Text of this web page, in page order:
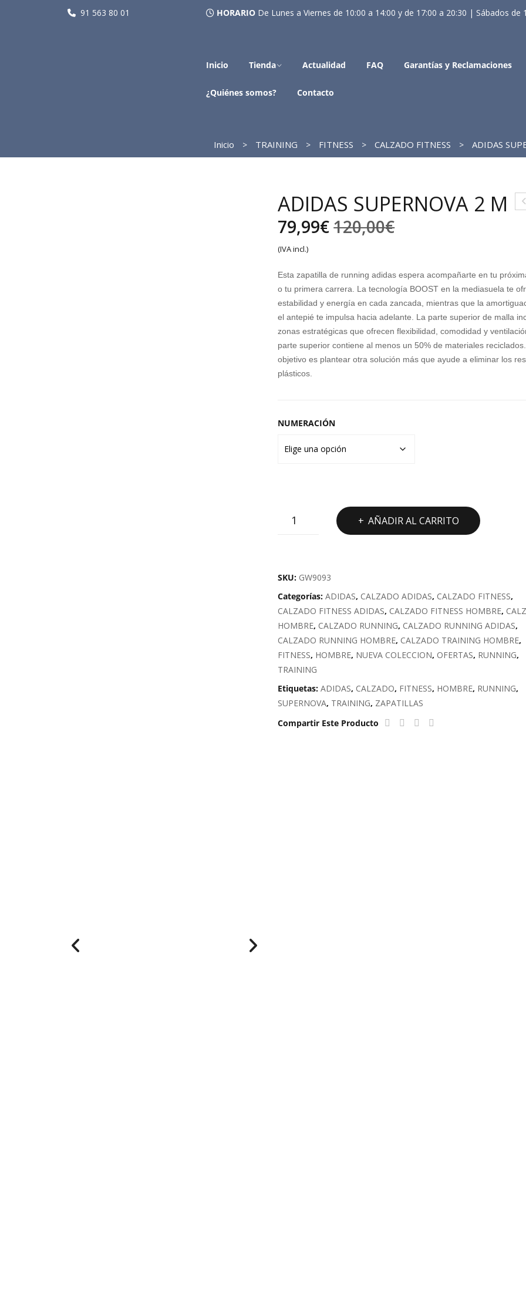
91 563 80 01 HORARIO De Lunes a Viernes de 10:00 a 14:00 y de 17:00 a 20:30 | Sábados de
Inicio Tienda Actualidad FAQ Garantías y Reclamaciones
¿Quiénes somos? Contacto
Inicio TRAINING FITNESS CALZADO FITNESS ADIDAS
6
ADIDAS SUPERNOVA 2 M
120,00€El
original
era:
120,00€.
79,99€
El
actual
es:
79,99€.
(IVA incl.)
Esta zapatilla de running adidas espera acompañarte en tu
o tu primera carrera. La tecnología BOOST en la mediasuela te
estabilidad y energía en cada zancada, mientras que la
el antepié te impulsa hacia adelante. La parte superior de malla
zonas estratégicas que ofrecen flexibilidad, comodidad y
parte superior contiene al menos un 50% de materiales
objetivo es plantear otra solución más que ayude a eliminar los
plásticos.
NUMERACIÓN
ADIDAS
cantidad
AÑADIR AL CARRITO
SKU: GW9093
Categorías:ADIDAS, CALZADO ADIDAS, CALZADO FITNESS,
CALZADO FITNESS ADIDAS, CALZADO FITNESS HOMBRE,
HOMBRE, CALZADO RUNNING, CALZADO RUNNING ADIDAS,
CALZADO RUNNING HOMBRE, CALZADO TRAINING HOMBRE,
FITNESS, HOMBRE, NUEVA COLECCION, OFERTAS, RUNNING,
TRAINING
Etiquetas:ADIDAS, CALZADO, FITNESS, HOMBRE, RUNNING,
SUPERNOVA, TRAINING, ZAPATILLAS
Compartir Este Producto